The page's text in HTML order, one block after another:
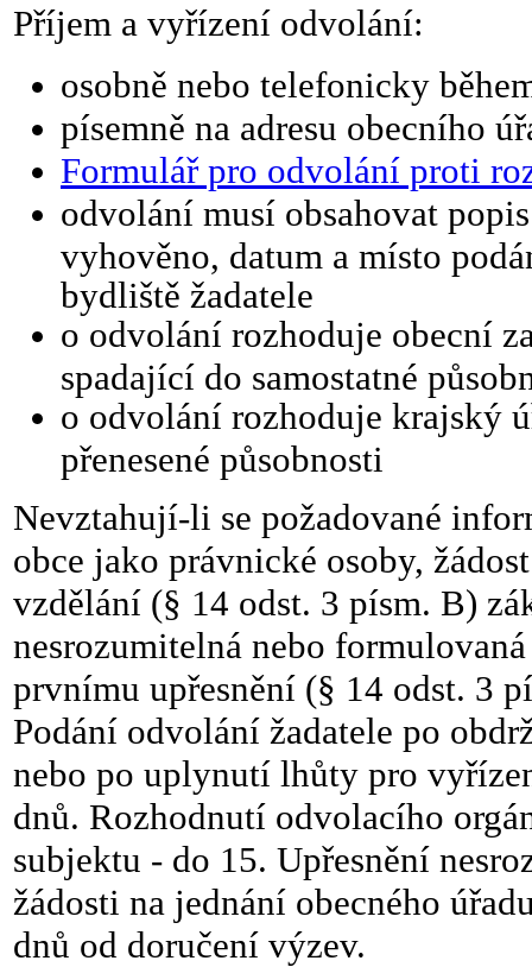
Příjem a vyřízení odvolání:
osobně nebo telefonicky
písemně na adresu obecního
Formulář pro odvolání proti
odvolání musí obsahovat
vyhověno, datum a místo
bydliště žadatele
o odvolání rozhoduje obecní
spadající do samostatné
o odvolání rozhoduje krajský
přenesené působnosti
Nevztahují-li se požadované
obce jako právnické osoby,
vzdělání (§ 14 odst. 3 písm. B)
nesrozumitelná nebo
prvnímu upřesnění (§ 14 odst. 3
Podání odvolání žadatele po
nebo po uplynutí lhůty pro
dnů. Rozhodnutí odvolacího
subjektu - do 15. Upřesnění
žádosti na jednání obecného
dnů od doručení výzev.